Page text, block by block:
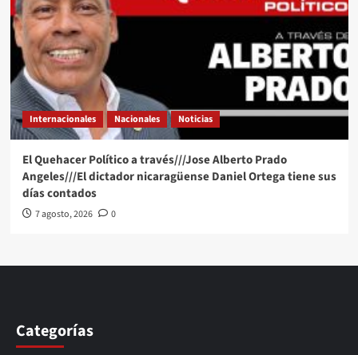
Internacionales Nacionales Noticias
El Quehacer Político a través///Jose Alberto Prado
Angeles///El dictador nicaragüense Daniel Ortega tiene sus
días contados
7 agosto, 2026 0
Categorías